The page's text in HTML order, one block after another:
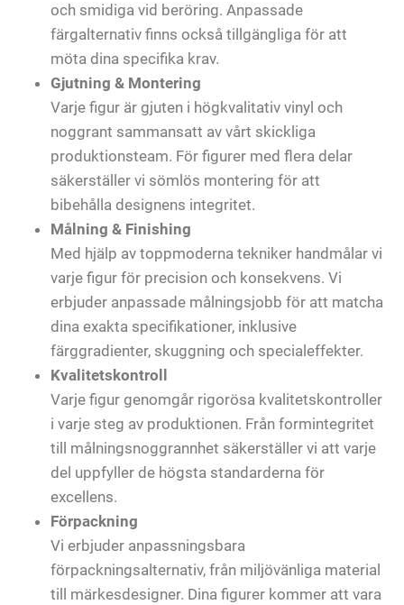
och smidiga vid beröring. Anpassade
färgalternativ finns också tillgängliga för att
möta dina specifika krav.
Gjutning & Montering
Varje figur är gjuten i högkvalitativ vinyl och
noggrant sammansatt av vårt skickliga
produktionsteam. För figurer med flera delar
säkerställer vi sömlös montering för att
bibehålla designens integritet.
Målning & Finishing
Med hjälp av toppmoderna tekniker handmålar vi
varje figur för precision och konsekvens. Vi
erbjuder anpassade målningsjobb för att matcha
dina exakta specifikationer, inklusive
färggradienter, skuggning och specialeffekter.
Kvalitetskontroll
Varje figur genomgår rigorösa kvalitetskontroller
i varje steg av produktionen. Från formintegritet
till målningsnoggrannhet säkerställer vi att varje
del uppfyller de högsta standarderna för
excellens.
Förpackning
Vi erbjuder anpassningsbara
förpackningsalternativ, från miljövänliga material
till märkesdesigner. Dina figurer kommer att vara